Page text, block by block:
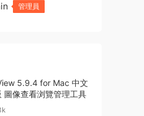
管理員
5.9.4 for Mac 中文
圖像查看浏覽管理工具